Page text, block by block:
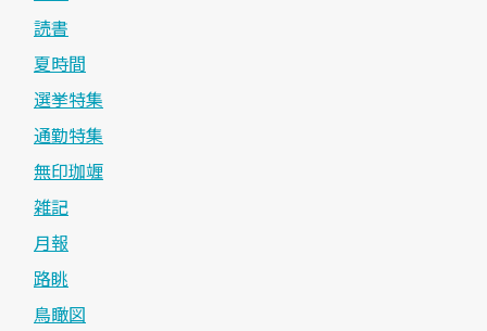
読書
夏時間
選挙特集
通勤特集
無印珈竰
雑記
月報
路眺
鳥瞰図